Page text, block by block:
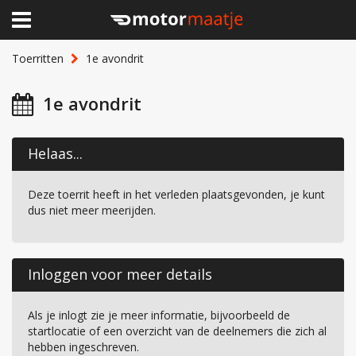
Toerritten 1e avondrit
1e avondrit
Helaas...
Deze toerrit heeft in het verleden plaatsgevonden, je kunt
dus niet meer meerijden.
Inloggen voor meer details
Als je inlogt zie je meer informatie, bijvoorbeeld de
startlocatie of een overzicht van de deelnemers die zich al
hebben ingeschreven.
×
Home
Clubhuis
Lid worden
Over Motormaatje